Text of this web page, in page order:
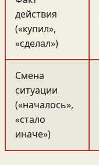
действия
(«купил»,
«сделал»)
Смена
ситуации
(«началось»,
«стало
иначе»)